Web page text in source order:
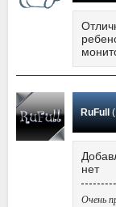
RuFull
нет
Очень